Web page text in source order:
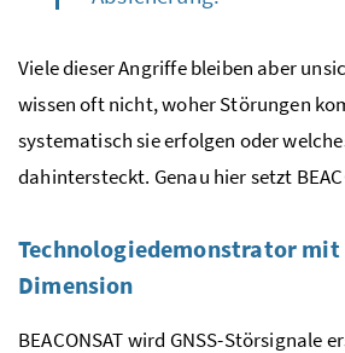
Viele dieser Angriffe bleiben aber
wissen oft nicht, woher Störungen
systematisch sie erfolgen oder
dahintersteckt. Genau hier setzt
Technologiedemonstrator
Dimension
BEACONSAT wird GNSS-Störsignale